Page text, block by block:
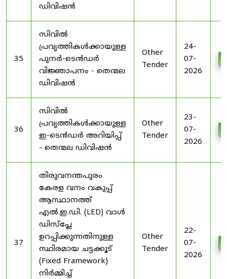
ഡിവിഷൻ
35
സിവിൽ
പ്രവൃത്തികൾക്കായുള്ള
പുനർ-ടെൻഡർ
വിജ്ഞാപനം - തെന്മല
ഡിവിഷൻ
Other
Tender
24-
07-
2026
36
സിവിൽ
പ്രവൃത്തികൾക്കായുള്ള
ഇ-ടെൻഡർ അറിയിപ്പ്
- തെന്മല ഡിവിഷൻ
Other
Tender
23-
07-
2026
37
തിരുവനന്തപുരം
കേരള വനം വകുപ്പ്
ആസ്ഥാനത്ത്
എൽ.ഇ.ഡി. (LED) വാൾ
ഡിസ്‌പ്ലേ
ഉറപ്പിക്കുന്നതിനുള്ള
സ്ഥിരമായ ചട്ടക്കൂട്
(Fixed Framework)
നിർമ്മിച്ച്
Other
Tender
22-
07-
2026